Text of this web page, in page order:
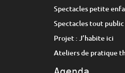
Spectacles petite
Spectacles tout public
Projet : J’habite ici
Ateliers de pratique